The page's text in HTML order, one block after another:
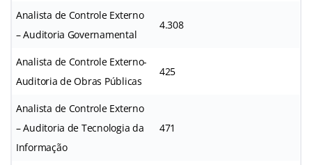
Analista de Controle Externo
– Auditoria Governamental
4.308
Analista de Controle Externo-
Auditoria de Obras Públicas
425
Analista de Controle Externo
– Auditoria de Tecnologia da
Informação
471